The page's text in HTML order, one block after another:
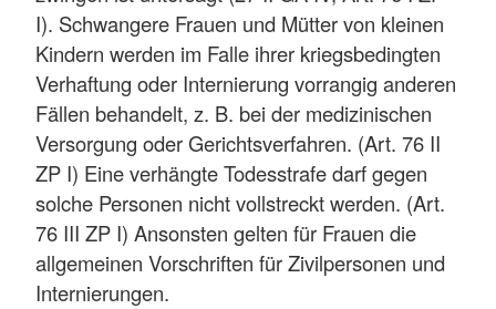
I). Schwangere Frauen und Mütter von kleinen
Kindern werden im Falle ihrer kriegsbedingten
Verhaftung oder Internierung vorrangig anderen
Fällen behandelt, z. B. bei der medizinischen
Versorgung oder Gerichtsverfahren. (Art. 76 II
ZP I) Eine verhängte Todesstrafe darf gegen
solche Personen nicht vollstreckt werden. (Art.
76 III ZP I) Ansonsten gelten für Frauen die
allgemeinen Vorschriften für Zivilpersonen und
Internierungen.